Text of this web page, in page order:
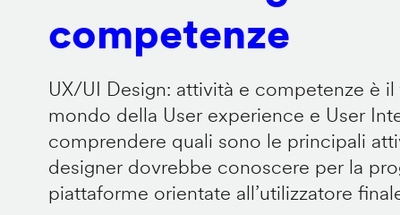
competenze
UX/UI Design: attività e competenze è
mondo della User experience e User
comprendere quali sono le principali
designer dovrebbe conoscere per la
piattaforme orientate all’utilizzatore